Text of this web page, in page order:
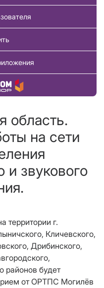
область.
на сети
и звукового
территории г.
Кличевского,
Дрибинского,
районов будет
от ОРТПС Могилёв